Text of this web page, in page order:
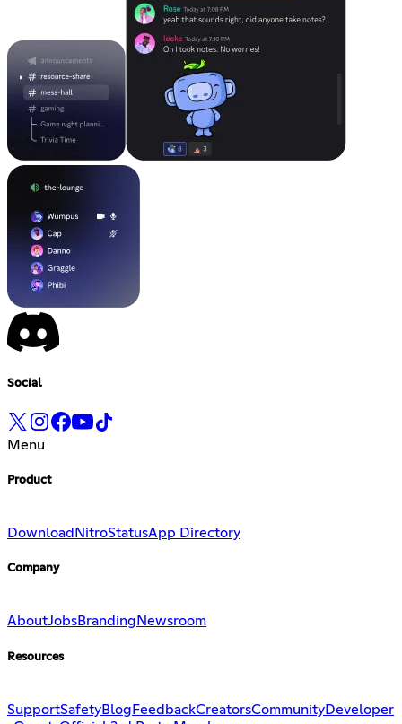
Social
Menu
Product
Download NitroStatusApp Directory
Company
AboutJobsBranding Newsroom
Resources
SupportSafetyBlog FeedbackCreatorsCommunityDeveloper